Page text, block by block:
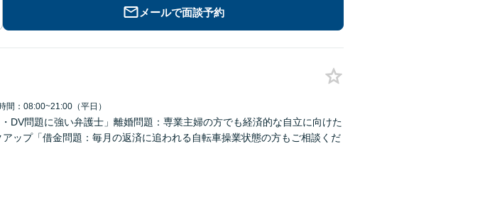
メールで面談予約
間：08:00~21:00（平日）
DV問題に強い弁護士」離婚問題：専業主婦の方でも経済的な自立に向けた
ップ「借金問題：毎月の返済に追われる自転車操業状態の方もご相談くだ